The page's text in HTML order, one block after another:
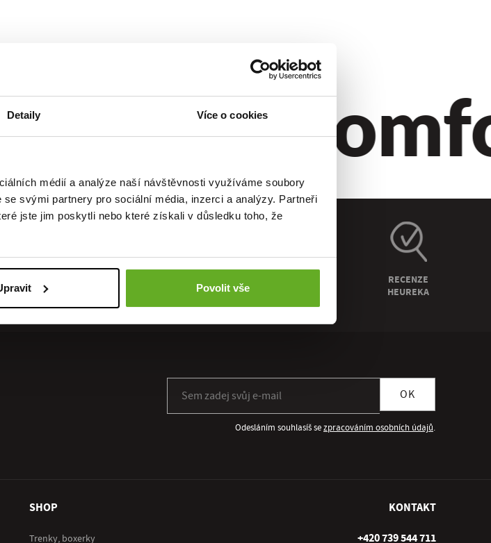
Detaily Více o cookies
médií a analýze naší návštěvnosti využíváme soubory
svými partnery pro sociální média, inzerci a analýzy. Partneři
jste jim poskytli nebo které získali v důsledku toho, že
Povolit vše
Styl.
VRÁCENÍ
RECENZE
HEUREKA
OK
Odesláním souhlasíš sezpracováním osobních údajů.
SHOP
Trenky, boxerky
KONTAKT
+420 739 544 711